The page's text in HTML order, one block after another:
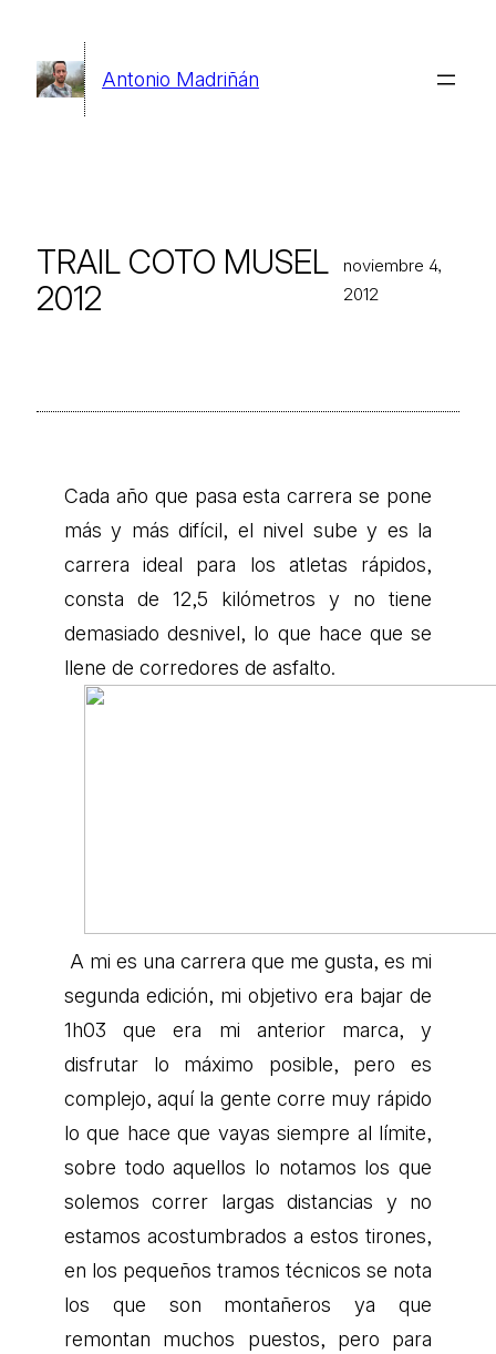
contenido
Antonio Madriñán
TRAIL COTO MUSEL
2012
noviembre 4,
2012
Cada año que pasa esta carrera se pone
más y más difícil, el nivel sube y es la
carrera ideal para los atletas rápidos,
consta de 12,5 kilómetros y no tiene
demasiado desnivel, lo que hace que se
llene de corredores de asfalto.
A mi es una carrera que me gusta, es mi
segunda edición, mi objetivo era bajar de
1h03 que era mi anterior marca, y
disfrutar lo máximo posible, pero es
complejo, aquí la gente corre muy rápido
lo que hace que vayas siempre al límite,
sobre todo aquellos lo notamos los que
solemos correr largas distancias y no
estamos acostumbrados a estos tirones,
en los pequeños tramos técnicos se nota
los que son montañeros ya que
remontan muchos puestos, pero para